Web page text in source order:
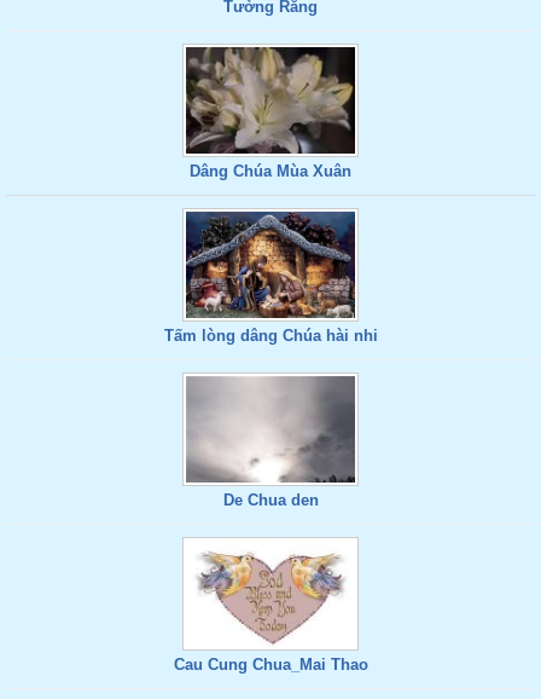
Tưởng Rằng
Dâng Chúa Mùa Xuân
Tấm lòng dâng Chúa hài nhi
De Chua den
Cau Cung Chua_Mai Thao